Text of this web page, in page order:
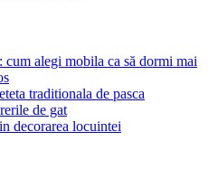
alegi mobila ca să dormi mai
traditionala de pasca
de gat
decorarea locuintei